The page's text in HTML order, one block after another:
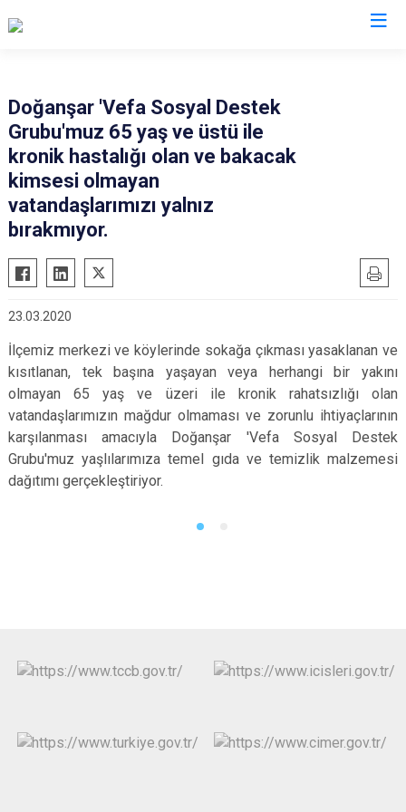
Akıncılar
Altınyayla
Divriği
Doğanşar
Gemerek
Gölova
Gürün
Hafik
İmranlı
Koyulhisar
Doğanşar 'Vefa Sosyal Destek
Grubu'muz 65 yaş ve üstü ile
kronik hastalığı olan ve bakacak
kimsesi olmayan
vatandaşlarımızı yalnız
bırakmıyor.
23.03.2020
İlçemiz merkezi ve köylerinde sokağa çıkması yasaklanan ve
kısıtlanan, tek başına yaşayan veya herhangi bir yakını
olmayan 65 yaş ve üzeri ile kronik rahatsızlığı olan
vatandaşlarımızın mağdur olmaması ve zorunlu ihtiyaçlarının
karşılanması amacıyla Doğanşar 'Vefa Sosyal Destek
Grubu'muz yaşlılarımıza temel gıda ve temizlik malzemesi
dağıtımı gerçekleştiriyor.